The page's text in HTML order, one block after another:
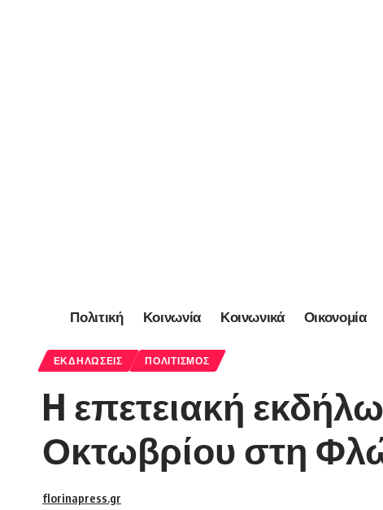
Πολιτική Κοινωνία Κοινωνικά Οικονομία
ΕΚΔΗΛΏΣΕΙΣ ΠΟΛΙΤΙΣΜΌΣ
H επετειακή
Οκτωβρίου στη
florinapress.gr